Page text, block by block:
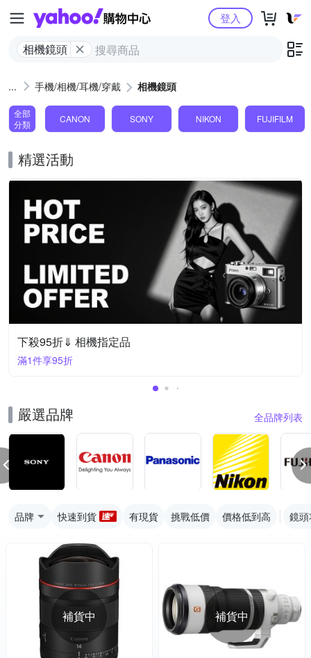
Yahoo購物中心
相機鏡頭
登入
手機/相機/耳機/穿戴 相機鏡頭
全部
分類
CANON SONY NIKON FUJIFILM
精選活動
下殺95折⇓ 相機指定品
滿1件享95折
嚴選品牌 全品牌列表
品牌 快速到貨 有現貨 挑戰低價 價格低到高 鏡
補貨中 補貨中